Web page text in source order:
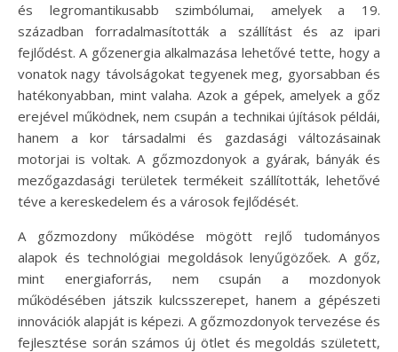
és legromantikusabb szimbólumai, amelyek a 19.
században forradalmasították a szállítást és az ipari
fejlődést. A gőzenergia alkalmazása lehetővé tette, hogy a
vonatok nagy távolságokat tegyenek meg, gyorsabban és
hatékonyabban, mint valaha. Azok a gépek, amelyek a gőz
erejével működnek, nem csupán a technikai újítások példái,
hanem a kor társadalmi és gazdasági változásainak
motorjai is voltak. A gőzmozdonyok a gyárak, bányák és
mezőgazdasági területek termékeit szállították, lehetővé
téve a kereskedelem és a városok fejlődését.
A gőzmozdony működése mögött rejlő tudományos
alapok és technológiai megoldások lenyűgözőek. A gőz,
mint energiaforrás, nem csupán a mozdonyok
működésében játszik kulcsszerepet, hanem a gépészeti
innovációk alapját is képezi. A gőzmozdonyok tervezése és
fejlesztése során számos új ötlet és megoldás született,